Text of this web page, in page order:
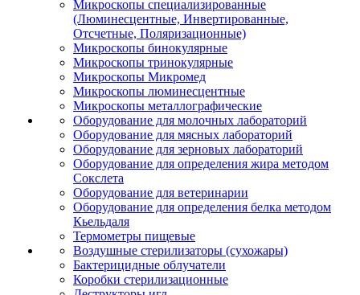
Микроскопы специализированные
(Люминесцентные, Инвертированные,
Отсчетные, Поляризационные)
Микроскопы бинокулярные
Микроскопы тринокулярные
Микроскопы Микромед
Микроскопы люминесцентные
Микроскопы металлографические
Оборудование для молочных лабораторий
Оборудование для мясных лабораторий
Оборудование для зерновых лабораторий
Оборудование для определения жира методом
Сокслета
Оборудование для ветеринарии
Оборудование для определения белка методом
Кьельдаля
Термометры пищевые
Воздушные стерилизаторы (сухожары)
Бактерицидные облучатели
Коробки стерилизационные